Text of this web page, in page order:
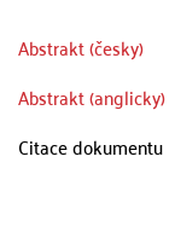
Abstrakt (česky)
Abstrakt (anglicky)
Citace dokumentu